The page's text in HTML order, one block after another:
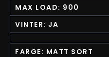
MAX LOAD: 900
VINTER: JA
FARGE: MATT SORT